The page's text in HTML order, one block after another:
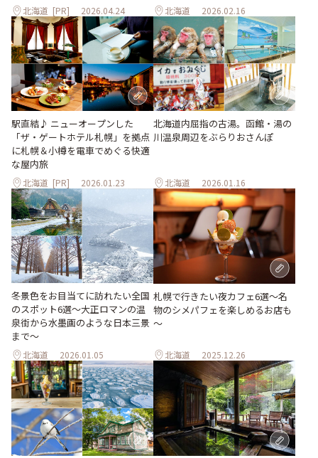
北海道 [PR] 2026.04.24 北海道 2026.02.16
駅直結♪ ニューオープンした
「ザ・ゲートホテル札幌」を拠点
に札幌＆小樽を電車でめぐる快適
な屋内旅
北海道 [PR] 2026.01.23
北海道内屈指の古湯。函館・湯の
川温泉周辺をぶらりおさんぽ
北海道 2026.01.16
冬景色をお目当てに訪れたい全国
のスポット6選〜大正ロマンの温
泉街から水墨画のような日本三景
まで〜
北海道 2026.01.05
札幌で行きたい夜カフェ6選～名
物のシメパフェを楽しめるお店も
～
北海道 2025.12.26